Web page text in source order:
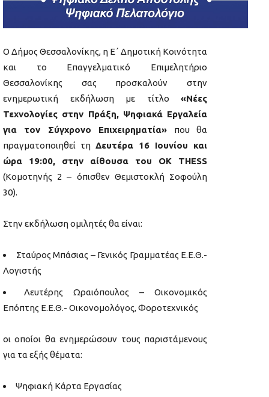
Ο Δήμος Θεσσαλονίκης, η Ε΄ Δημοτική Κοινότητα
και το Επαγγελματικό Επιμελητήριο
Θεσσαλονίκης σας προσκαλούν στην
ενημερωτική εκδήλωση με τίτλο «Νέες
Τεχνολογίες στην Πράξη, Ψηφιακά Εργαλεία
για τον Σύγχρονο Επιχειρηματία» που θα
πραγματοποιηθεί τη Δευτέρα 16 Ιουνίου και
ώρα 19:00, στην αίθουσα του OK THESS
(Κομοτηνής 2 – όπισθεν Θεμιστοκλή Σοφούλη
30).
Στην εκδήλωση ομιλητές θα είναι:
Σταύρος Μπάσιας – Γενικός Γραμματέας Ε.Ε.Θ.-
Λογιστής
Λευτέρης Ωραιόπουλος – Οικονομικός
Επόπτης Ε.Ε.Θ.- Οικονομολόγος, Φοροτεχνικός
οι οποίοι θα ενημερώσουν τους παριστάμενους
για τα εξής θέματα:
Ψηφιακή Κάρτα Εργασίας